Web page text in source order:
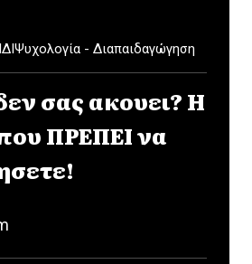
Ψυχολογία - Διαπαιδαγώγηση
σας ακουει? Η
ΠΡΕΠΕΙ να